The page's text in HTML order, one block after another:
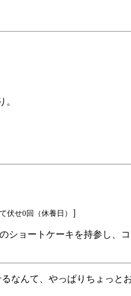
伏せ0回（休養日） ］
ショートケーキを持参し
なんて、やっぱりちょっと